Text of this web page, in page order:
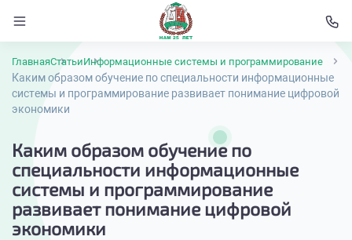
ГлавнаяСтатьиИнформационные системы и программирование
Каким образом обучение по специальности информационные
системы и программирование развивает понимание цифровой
экономики
Каким образом обучение по
специальности информационные
системы и программирование
развивает понимание цифровой
экономики